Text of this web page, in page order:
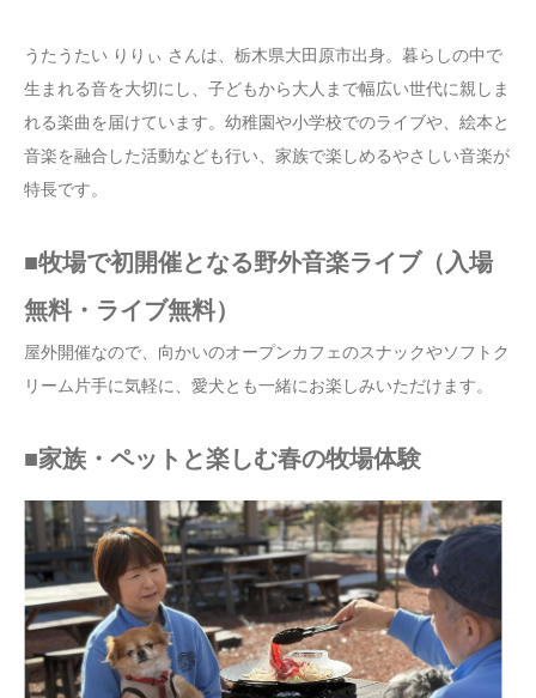
うたうたい りりぃ さんは、栃木県大田原市出身。暮らしの中で
生まれる音を大切にし、子どもから大人まで幅広い世代に親しま
れる楽曲を届けています。幼稚園や小学校でのライブや、絵本と
音楽を融合した活動なども行い、家族で楽しめるやさしい音楽が
特長です。
■牧場で初開催となる野外音楽ライブ（入場
無料・ライブ無料）
屋外開催なので、向かいのオープンカフェのスナックやソフトク
リーム片手に気軽に、愛犬とも一緒にお楽しみいただけます。
■家族・ペットと楽しむ春の牧場体験